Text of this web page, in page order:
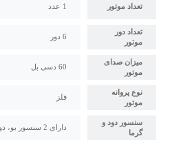
تعداد موتور 1 عدد
تعداد دور
موتور
6 دور
میزان صدای
موتور
60 دسی بل
نوع پروانه
موتور
فلز
سنسور دود و
گرما
دارای 2 سنسور بو، دود، گاز، دما